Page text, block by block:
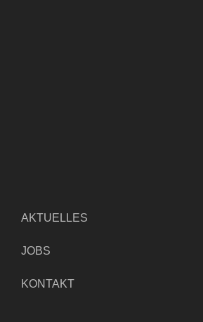
AKTUELLES
JOBS
KONTAKT